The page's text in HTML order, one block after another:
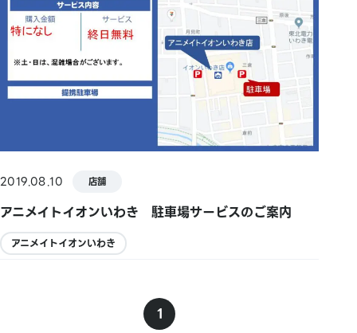
2019.08.10 店舗
アニメイトイオンいわき 駐車場サービスのご案内
アニメイトイオンいわき
1